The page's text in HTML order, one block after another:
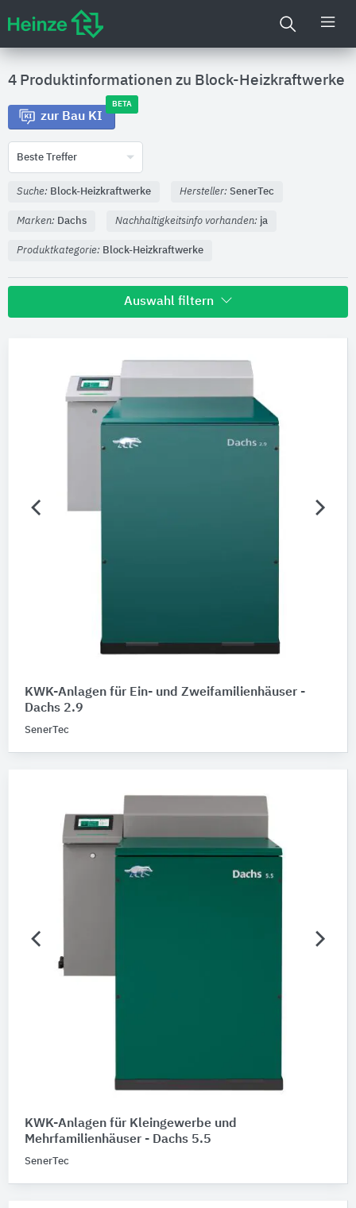
4 Produktinformationen zu Block-Heizkraftwerke
zur Bau KI
BETA
Beste Treffer
Suche: Block-Heizkraftwerke Hersteller: SenerTec
Marken: Dachs Nachhaltigkeitsinfo vorhanden: ja
Produktkategorie: Block-Heizkraftwerke
Auswahl filtern
Nachhaltigkeitsinfo vorhanden
Gasmotor-Blockheizkraftwerke
Brennstoff / Energiebasis
KWK-Anlagen für Ein- und Zweifamilienhäuser -
Dachs 2.9
SenerTec
KWK-Anlagen für Kleingewerbe und
Mehrfamilienhäuser - Dachs 5.5
SenerTec